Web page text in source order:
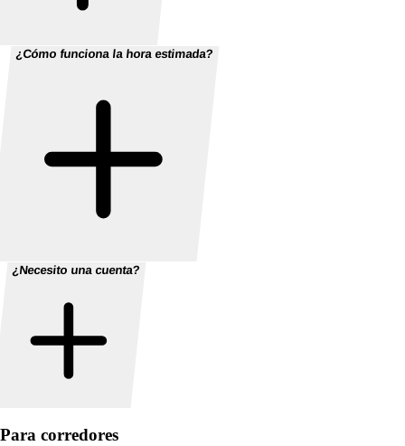
¿Cómo funciona la hora estimada?
¿Necesito una cuenta?
Para corredores